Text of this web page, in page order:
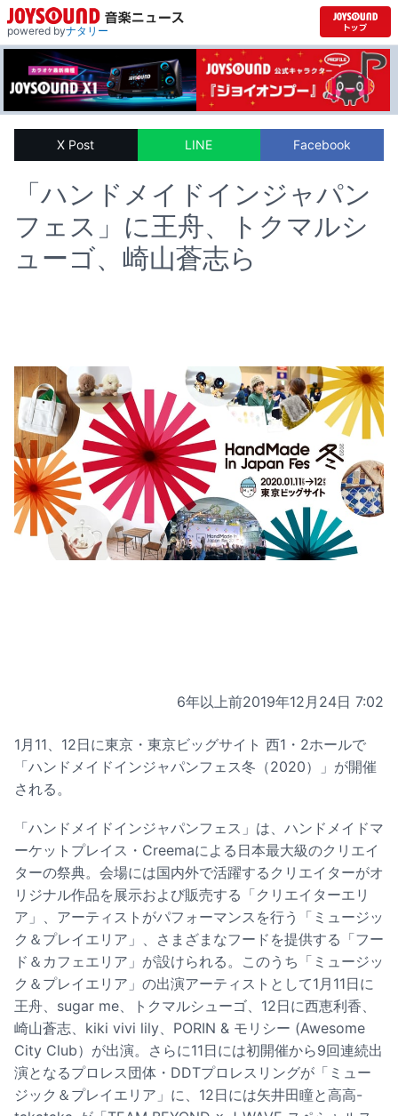
powered byナタリー
X Post LINE Facebook
「ハンドメイドインジャパン
フェス」に王舟、トクマルシ
ューゴ、崎山蒼志ら
6年以上前2019年12月24日 7:02
1月11、12日に東京・東京ビッグサイト 西1・2ホールで
「ハンドメイドインジャパンフェス冬（2020）」が開催
される。
「ハンドメイドインジャパンフェス」は、ハンドメイドマ
ーケットプレイス・Creemaによる日本最大級のクリエイ
ターの祭典。会場には国内外で活躍するクリエイターがオ
リジナル作品を展示および販売する「クリエイターエリ
ア」、アーティストがパフォーマンスを行う「ミュージッ
ク＆プレイエリア」、さまざまなフードを提供する「フー
ド＆カフェエリア」が設けられる。このうち「ミュージッ
ク＆プレイエリア」の出演アーティストとして1月11日に
王舟、sugar me、トクマルシューゴ、12日に西恵利香、
崎山蒼志、kiki vivi lily、PORIN & モリシー (Awesome
City Club）が出演。さらに11日には初開催から9回連続出
演となるプロレス団体・DDTプロレスリングが「ミュー
ジック＆プレイエリア」に、12日には矢井田瞳と高高-